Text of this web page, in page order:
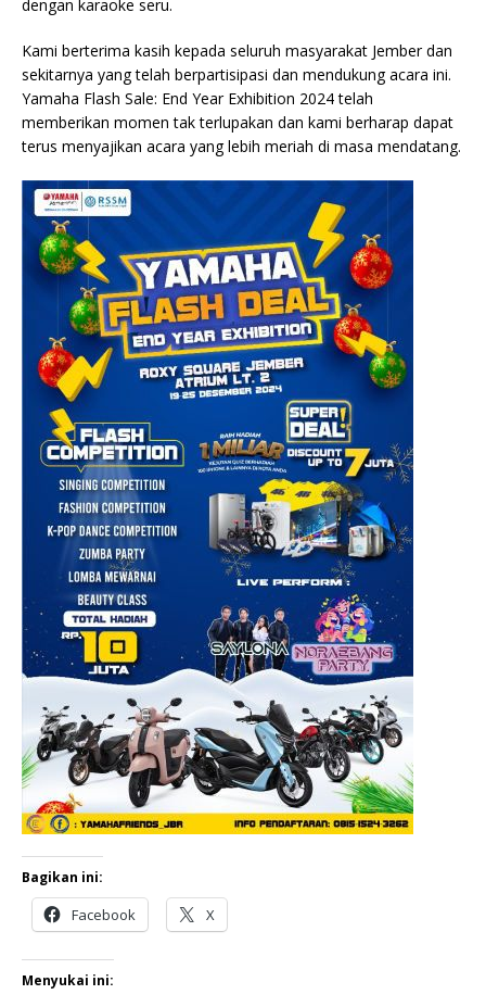
dengan karaoke seru.
Kami berterima kasih kepada seluruh masyarakat Jember dan
sekitarnya yang telah berpartisipasi dan mendukung acara ini.
Yamaha Flash Sale: End Year Exhibition 2024 telah
memberikan momen tak terlupakan dan kami berharap dapat
terus menyajikan acara yang lebih meriah di masa mendatang.
Bagikan ini:
Facebook X
Menyukai ini: